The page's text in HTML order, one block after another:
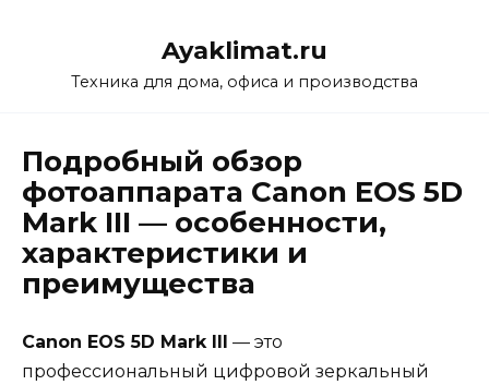
Ayaklimat.ru
Техника для дома, офиса и производства
Подробный обзор
фотоаппарата Canon EOS 5D
Mark III — особенности,
характеристики и
преимущества
Canon EOS 5D Mark III — это
профессиональный цифровой зеркальный